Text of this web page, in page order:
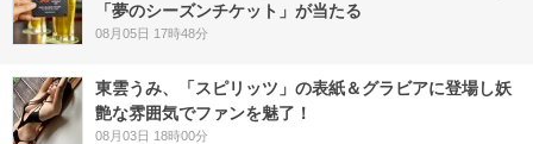
「夢のシーズンチケット」が当たる
08月05日 17時48分
東雲うみ、「スピリッツ」の表紙＆グラビアに登場し妖
艶な雰囲気でファンを魅了！
08月03日 18時00分